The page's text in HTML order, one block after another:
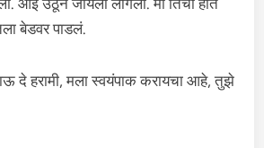
आई उठून जायला लागली. मी तिचा हात
बेडवर पाडलं.
दे हरामी, मला स्वयंपाक करायचा आहे, तुझे